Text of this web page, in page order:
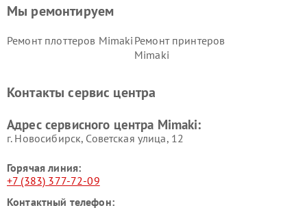
Мы ремонтируем
Ремонт плоттеров Mimaki Ремонт принтеров
Mimaki
Контакты сервис центра
Адрес сервисного центра Mimaki:
г. Новосибирск, Советская улица, 12
Горячая линия:
+7 (383) 377-72-09
Контактный телефон: